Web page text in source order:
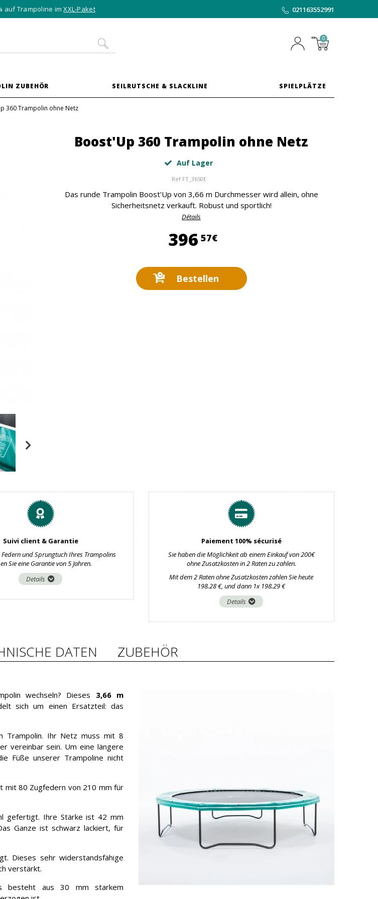
auf Trampoline imXXL-Paket 021163552991
0
ZUBEHÖR SEILRUTSCHE & SLACKLINE SPIELPLÄTZE
360 Trampolin ohne Netz
Boost'Up 360 Trampolin ohne Netz
Auf Lager
Ref FT_3650E
Das runde Trampolin Boost'Up von 3,66 m Durchmesser wird allein, ohne
Sicherheitsnetz verkauft. Robust und sportlich!
Détails
396 57€396,57 €
Bestellen
Suivi client & Garantie
Federn und Sprungtuch Ihres Trampolins
Sie eine Garantie von 5 Jahren.
Details
Paiement 100% sécurisé
Sie haben die Möglichkeit ab einem Einkauf von 200€
ohne Zusatzkosten in 2 Raten zu zahlen.
Mit dem 2 Raten ohne Zusatzkosten zahlen Sie heute
198.28 €, und dann 1x 198.29 €
Details
DATEN ZUBEHÖR
wechseln? Dieses 3,66 m
sich um einen Ersatzteil: das
Trampolin. Ihr Netz muss mit 8
vereinbar sein. Um eine längere
Füße unserer Trampoline nicht
mit 80 Zugfedern von 210 mm für
gefertigt. Ihre Stärke ist 42 mm
Ganze ist schwarz lackiert, für
Dieses sehr widerstandsfähige
verstärkt.
besteht aus 30 mm starkem